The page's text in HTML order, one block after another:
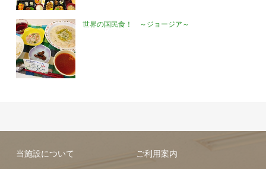
世界の国民食！ ～ジョージア～
当施設について ご利用案内